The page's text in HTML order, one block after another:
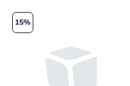
15%